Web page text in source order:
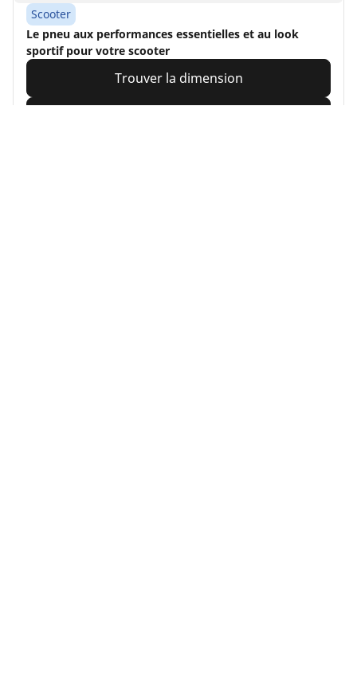
Scooter
Le pneu aux performances essentielles et au look
sportif pour votre scooter
Trouver la dimension